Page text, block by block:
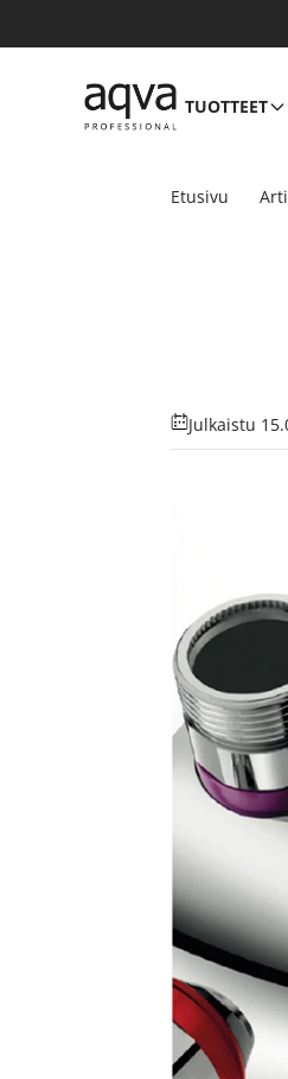
TUOTTEET
Etusivu
Julkaistu